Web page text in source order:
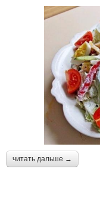
читать дальше →